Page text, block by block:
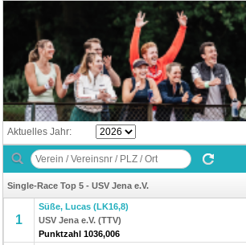
Aktuelles Jahr:
Single-Race Top 5 - USV Jena e.V.
1
Süße, Lucas (LK16,8)
USV Jena e.V. (TTV)
Punktzahl 1036,006